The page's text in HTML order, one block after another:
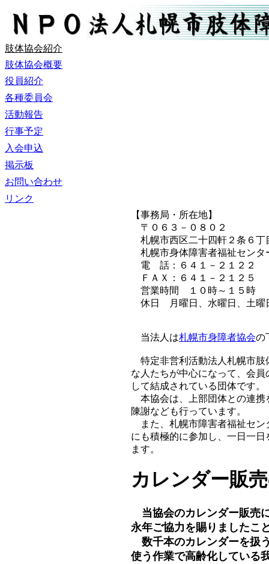
肢体協会紹介
肢体協会概要
役員紹介
各種委員会
活動報告
行事予定
入会申込
掲示板
お問い合わせ
リンク
【事務局・所在地】
〒０６３－０８０２
札幌市西区二十四軒２条６丁
札幌市身体障害者福祉センタ
電 話：６４１－２１２２
ＦＡＸ：６４１－２１２５
営業時間 １０時～１５時
休日 月曜日、水曜日、土曜
当法人は札幌市身障者協会の
特定非営利活動法人札幌市肢
な人たちが中心になって、会
して結成されている団体です。
本協会は、上部団体との連携
陳謝なども行っています。
また、札幌市障害者福祉セン
にも積極的に参加し、一日一
ます。
カレンダー販
当協会のカレンダー販売
永年ご協力を賜りましたこ
数千本のカレンダーを扱
使う作業で高齢化している